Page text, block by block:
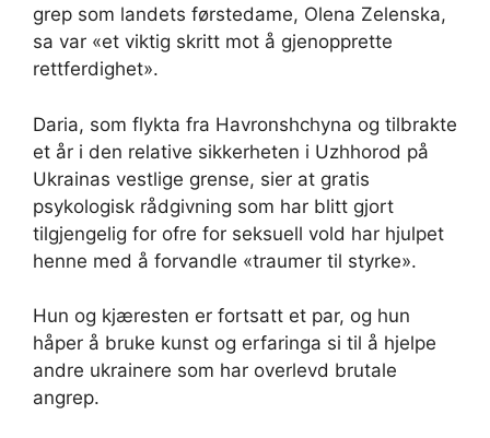
grep som landets førstedame, Olena Zelenska,
sa var «et viktig skritt mot å gjenopprette
rettferdighet».
Daria, som flykta fra Havronshchyna og tilbrakte
et år i den relative sikkerheten i Uzhhorod på
Ukrainas vestlige grense, sier at gratis
psykologisk rådgivning som har blitt gjort
tilgjengelig for ofre for seksuell vold har hjulpet
henne med å forvandle «traumer til styrke».
Hun og kjæresten er fortsatt et par, og hun
håper å bruke kunst og erfaringa si til å hjelpe
andre ukrainere som har overlevd brutale
angrep.